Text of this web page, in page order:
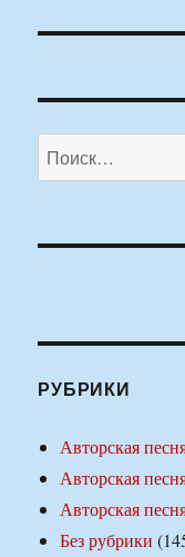
Искать:
РУБРИКИ
Авторская
Авторская
Авторская
Без рубрики